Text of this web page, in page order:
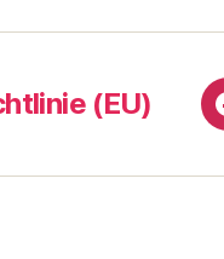
(EU)